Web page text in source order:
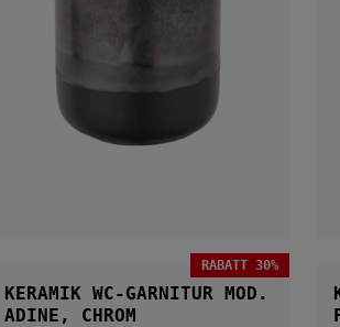
RABATT 30%
KERAMIK WC-GARNITUR MOD.
ADINE, CHROM